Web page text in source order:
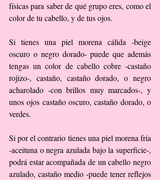
físicas para saber de qué grupo eres, como el
color de tu cabello, y de tus ojos.
Si tienes una piel morena cálida -beige
oscuro o negro dorado- puede que además
tengas un color de cabello cobre -castaño
rojizo-, castaño, castaño dorado, o negro
acharolado -con brillos muy marcados-, y
unos ojos castaño oscuro, castaño dorado, o
verdes.
Si por el contrario tienes una piel morena fría
-aceituna o negra azulada bajo la superficie-,
podrá estar acompañada de un cabello negro
azulado, castaño medio -puede tener reflejos